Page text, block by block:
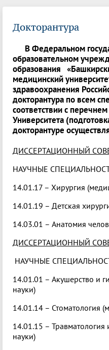
Докторантура
В Федеральном
образовательном
образования
медицинский
здравоохранения
докторантура по всем
соответствии с
Университета
докторантуре
ДИССЕРТАЦИОННЫЙ
НАУЧНЫЕ
14.01.17 – Хирургия
14.01.19 – Детская
14.03.01 – Анатомия
ДИССЕРТАЦИОННЫЙ
НАУЧНЫЕ
14.01.01 – Акушерство и
науки)
14.01.14 – Стоматология
14.01.15 –
науки)